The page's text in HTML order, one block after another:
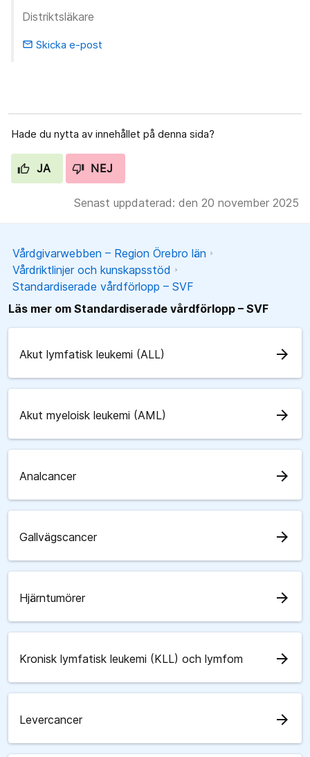
Distriktsläkare
email Skicka e-post
Hade du nytta av innehållet på denna sida?
JA NEJ
Senast uppdaterad: den 20 november 2025
Vårdgivarwebben – Region Örebro län
Vårdriktlinjer och kunskapsstöd
Standardiserade vårdförlopp – SVF
Läs mer om Standardiserade vårdförlopp – SVF
Akut lymfatisk leukemi (ALL) arrow_forward
Akut myeloisk leukemi (AML) arrow_forward
Analcancer arrow_forward
Gallvägscancer arrow_forward
Hjärntumörer arrow_forward
Kronisk lymfatisk leukemi (KLL) och lymfom arrow_forward
Levercancer arrow_forward